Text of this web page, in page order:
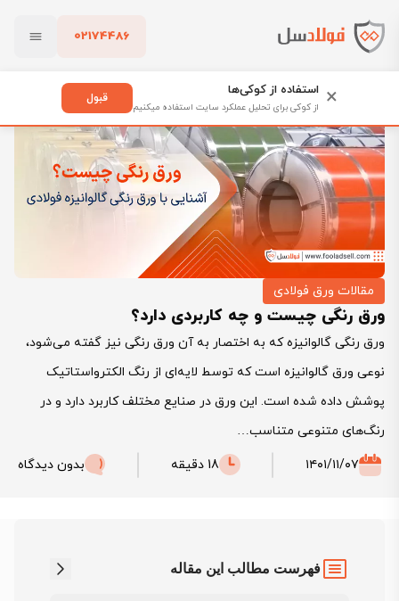
02174486
پاک کردن
فولادسل
ورق رنگی چیست و چه کاربردی دارد؟
مقالات ورق فولادی
ورق رنگی چیست و چه کاربردی دارد؟
ورق رنگی گالوانیزه که به اختصار به آن ورق رنگی نیز گفته می‌شود،
نوعی ورق گالوانیزه است که توسط لایه‌ای از رنگ الکترواستاتیک
پوشش داده شده است. این ورق در صنایع مختلف کاربرد دارد و در
رنگ‌های متنوعی متناسب…
۱۴۰۱/۱۱/۰۷
18 دقیقه بدون دیدگاه
فهرست مطالب این مقاله
× استفاده از کوکی‌ها
از کوکی برای تحلیل عملکرد سایت استفاده میکنیم
قبول